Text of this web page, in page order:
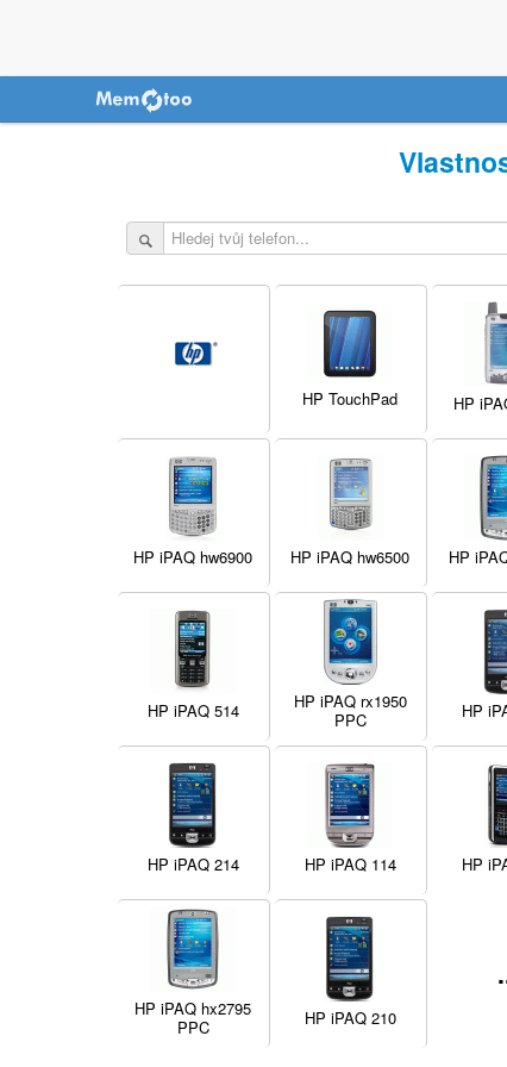
HP TouchPad HP
HP iPAQ hw6900 HP iPAQ hw6500 HP
HP iPAQ 514
HP iPAQ rx1950
PPC
HP
HP iPAQ 214 HP iPAQ 114 HP
HP iPAQ hx2795
PPC
HP iPAQ 210